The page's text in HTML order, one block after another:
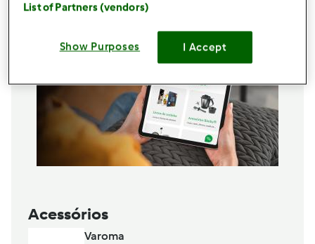
Acessórios
Varoma
List of Partners (vendors)
Show Purposes I Accept